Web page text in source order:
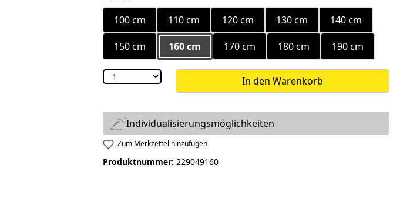
100 cm
110 cm 120 cm 130 cm 140 cm
150 cm 160 cm 170 cm 180 cm 190 cm
In den Warenkorb
Individualisierungsmöglichkeiten
Zum Merkzettel hinzufügen
Produktnummer: 229049160